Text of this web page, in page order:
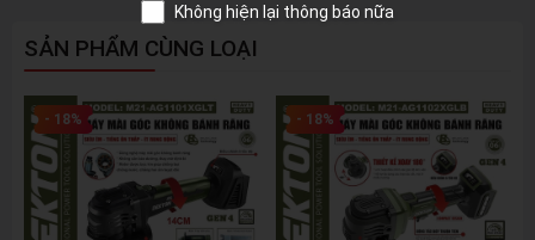
SẢN PHẨM CÙNG LOẠI
- 18% - 18%
Không hiện lại thông báo nữa